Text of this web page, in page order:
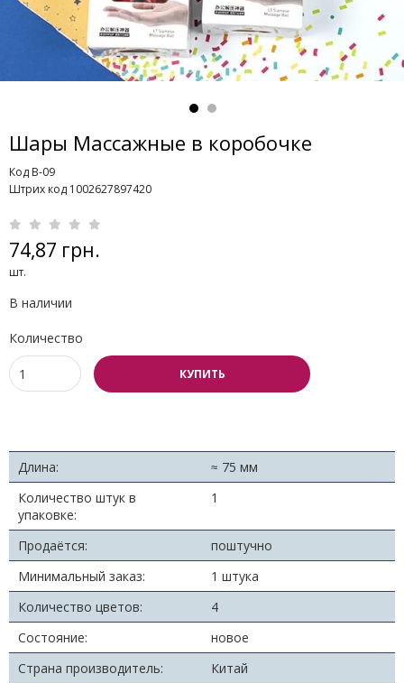
Шары Массажные в коробочке
Код B-09
Штрих код 1002627897420
74,87 грн.
шт.
В наличии
Количество
КУПИТЬ
Длина:
≈ 75 мм
Количество штук в
упаковке:
1
Продаётся:
поштучно
Минимальный заказ:
1 штука
Количество цветов:
4
Состояние:
новое
Страна производитель:
Китай